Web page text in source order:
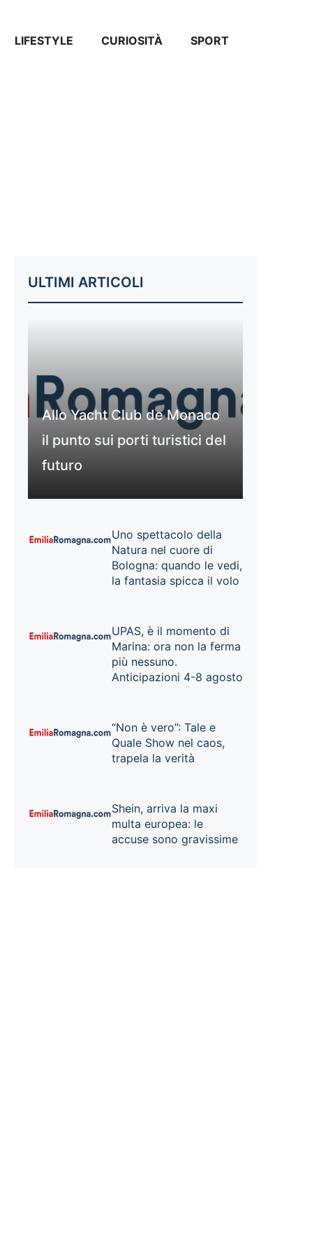
LIFESTYLE CURIOSITÀ SPORT
ULTIMI ARTICOLI
Allo Yacht Club de Monaco
il punto sui porti turistici del
futuro
Uno spettacolo della
Natura nel cuore di
Bologna: quando le vedi,
la fantasia spicca il volo
UPAS, è il momento di
Marina: ora non la ferma
più nessuno.
Anticipazioni 4-8 agosto
“Non è vero”: Tale e
Quale Show nel caos,
trapela la verità
Shein, arriva la maxi
multa europea: le
accuse sono gravissime